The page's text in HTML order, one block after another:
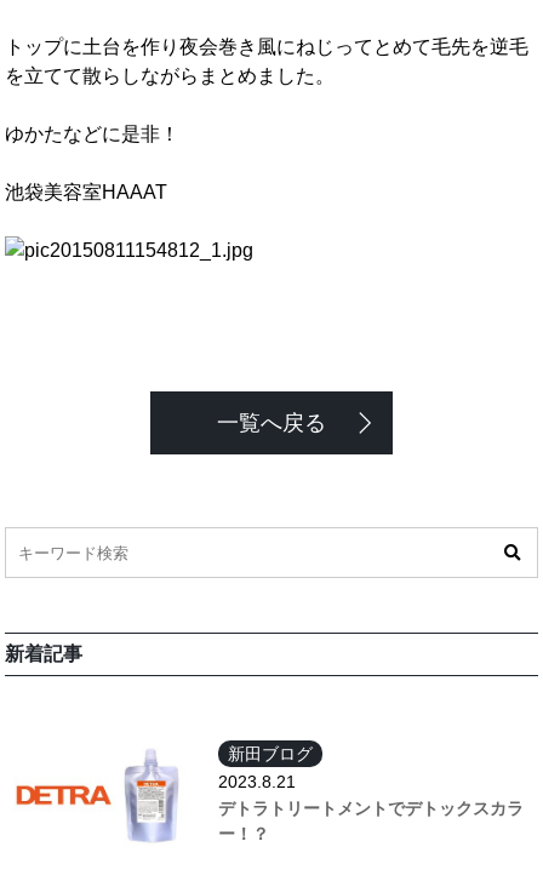
トップに土台を作り夜会巻き風にねじってとめて毛先を逆毛
を立てて散らしながらまとめました。
ゆかたなどに是非！
池袋美容室HAAAT
一覧へ戻る
新着記事
新田ブログ
2023.8.21
デトラトリートメントでデトックスカラ
ー！？